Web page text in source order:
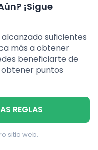
¡Sigue
suficientes
más a obtener
beneficiarte de
puntos
REGLAS
sitio web.